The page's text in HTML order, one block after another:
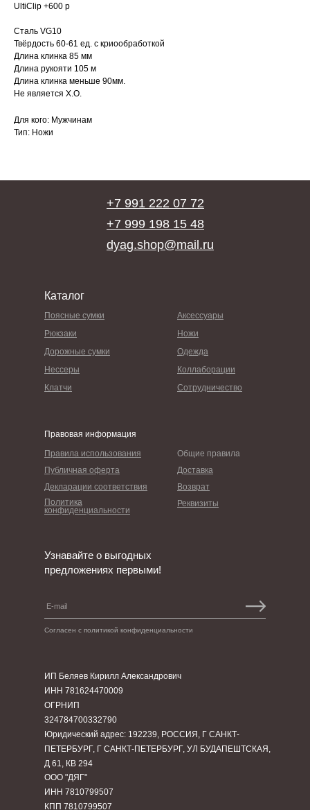
UltiClip +600 р
Сталь VG10
Твёрдость 60-61 ед. с криообработкой
Длина клинка 85 мм
Длина рукояти 105 м
Длина клинка меньше 90мм.
Не является Х.О.
Для кого: Мужчинам
Тип: Ножи
Правила использования
+7 991 222 07 72
dyag.shop@mail.ru
Правовая информация
ИП Беляев Кирилл Александрович
ИНН 781624470009
ОГРНИП
324784700332790
Юридический адрес: 192239, РОССИЯ, Г САНКТ-
ПЕТЕРБУРГ, Г САНКТ-ПЕТЕРБУРГ, УЛ БУДАПЕШТСКАЯ,
Д 61, КВ 294
Каталог
Общие правила
Поясные сумки Аксессуары
Возврат
Декларации соответствия
Дорожные сумки Одежда
Реквизиты
Политика
конфиденциальности
Коллаборации
Нессеры
Доставка
Публичная оферта
Рюкзаки Ножи
Клатчи Сотрудничество
Согласен с политикой конфиденциальности
Узнавайте о выгодных
предложениях первыми!
ООО "ДЯГ"
ИНН 7810799507
КПП 7810799507
+7 999 198 15 48